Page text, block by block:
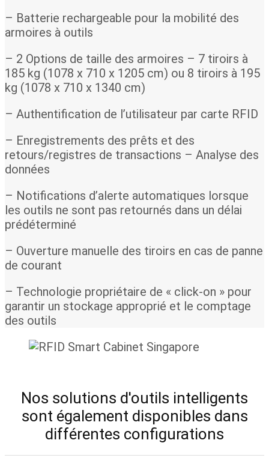
– Batterie rechargeable pour la mobilité des
armoires à outils
– 2 Options de taille des armoires – 7 tiroirs à
185 kg (1078 x 710 x 1205 cm) ou 8 tiroirs à 195
kg (1078 x 710 x 1340 cm)
– Authentification de l’utilisateur par carte RFID
– Enregistrements des prêts et des
retours/registres de transactions – Analyse des
données
– Notifications d’alerte automatiques lorsque
les outils ne sont pas retournés dans un délai
prédéterminé
– Ouverture manuelle des tiroirs en cas de panne
de courant
– Technologie propriétaire de « click-on » pour
garantir un stockage approprié et le comptage
des outils
Nos solutions d'outils intelligents
sont également disponibles dans
différentes configurations